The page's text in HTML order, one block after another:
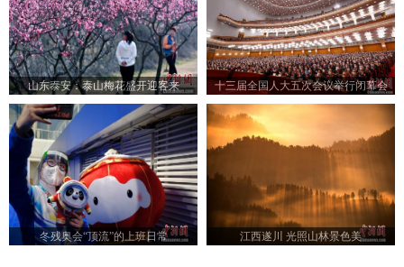
山东泰安：泰山梅花盛开迎客来 十三届全国人大五次会议举行闭幕会
冬残奥会“顶流”的上班日常 江西遂川 光照山林景色美